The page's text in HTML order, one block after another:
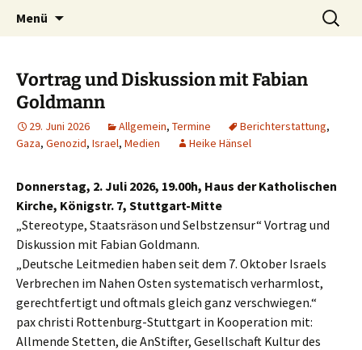
Kultur des Friedens
Kultur ist das Vergnügen, die Welt zu
verändern. – Bertolt Brecht
Menü
Suchen
nach:
Vortrag und Diskussion mit Fabian
Goldmann
29. Juni 2026 Allgemein, Termine Berichterstattung,
Gaza, Genozid, Israel, Medien Heike Hänsel
Donnerstag, 2. Juli 2026, 19.00h, Haus der Katholischen
Kirche, Königstr. 7, Stuttgart-Mitte
„Stereotype, Staatsräson und Selbstzensur“ Vortrag und
Diskussion mit Fabian Goldmann.
„Deutsche Leitmedien haben seit dem 7. Oktober Israels
Verbrechen im Nahen Osten systematisch verharmlost,
gerechtfertigt und oftmals gleich ganz verschwiegen.“
pax christi Rottenburg-Stuttgart in Kooperation mit:
Allmende Stetten, die AnStifter, Gesellschaft Kultur des